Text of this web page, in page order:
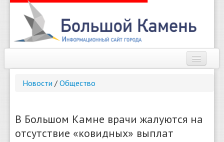
Новости
Справочник
Новости / Общество
В Большом Камне врачи жалуются на
отсутствие «ковидных» выплат